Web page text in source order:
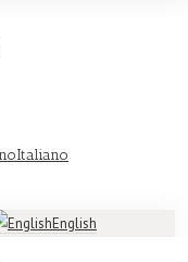
Italiano
English